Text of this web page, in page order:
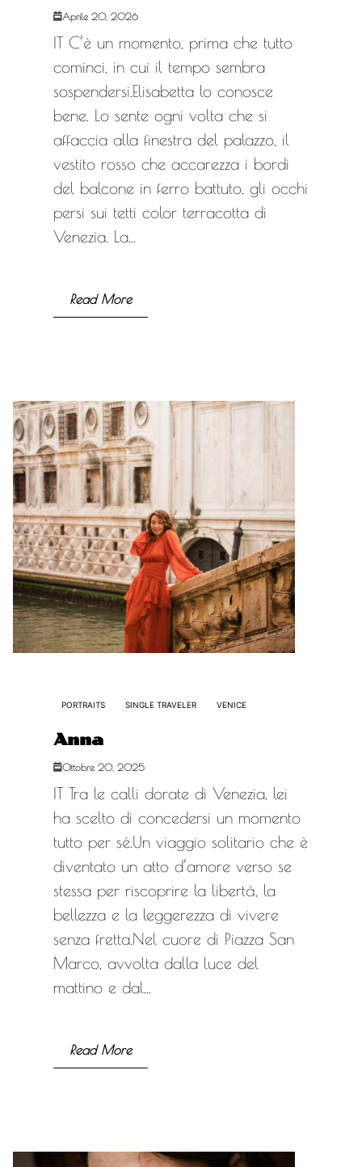
Aprile 20, 2026
IT C’è un momento, prima che tutto
cominci, in cui il tempo sembra
sospendersi.Elisabetta lo conosce
bene. Lo sente ogni volta che si
affaccia alla finestra del palazzo, il
vestito rosso che accarezza i bordi
del balcone in ferro battuto, gli occhi
persi sui tetti color terracotta di
Venezia. La...
Read More
PORTRAITS SINGLE TRAVELER VENICE
Anna
Ottobre 20, 2025
IT Tra le calli dorate di Venezia, lei
ha scelto di concedersi un momento
tutto per sé.Un viaggio solitario che è
diventato un atto d’amore verso se
stessa per riscoprire la libertà, la
bellezza e la leggerezza di vivere
senza fretta.Nel cuore di Piazza San
Marco, avvolta dalla luce del
mattino e dal...
Read More